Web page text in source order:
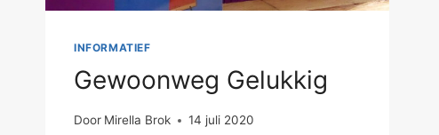
INFORMATIEF
Gewoonweg Gelukkig
Door Mirella Brok 14 juli 2020